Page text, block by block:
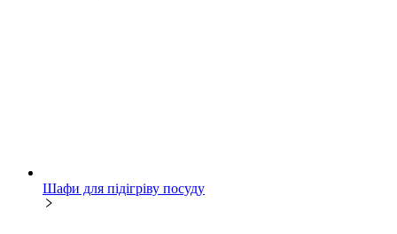
Шафи для підігріву посуду